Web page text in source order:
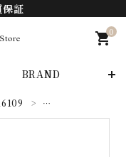
証
0
shopping_cart
BRAND
UGG Classic